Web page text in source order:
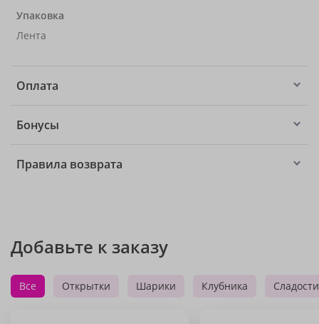
Упаковка
Лента
Оплата
Бонусы
Правила возврата
Добавьте к заказу
Все Открытки Шарики Клубника Сладости